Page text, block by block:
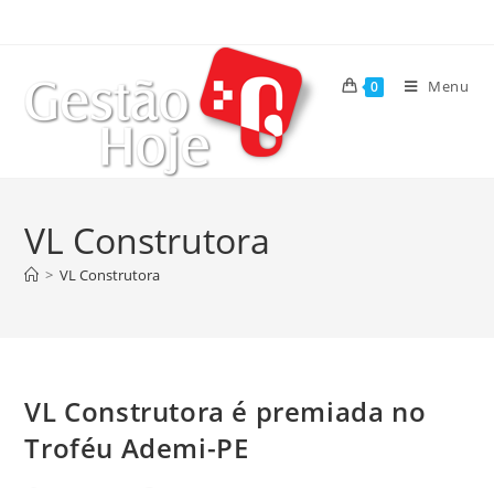
0 Menu
VL Construtora
> VL Construtora
VL Construtora é premiada no
Troféu Ademi-PE